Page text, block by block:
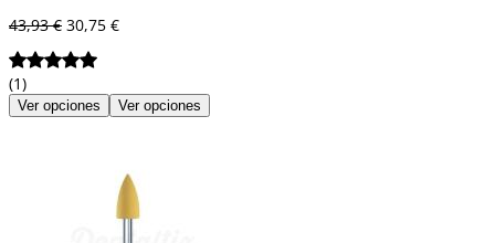
43,93 € 30,75 €
(1)
Ver opciones Ver opciones